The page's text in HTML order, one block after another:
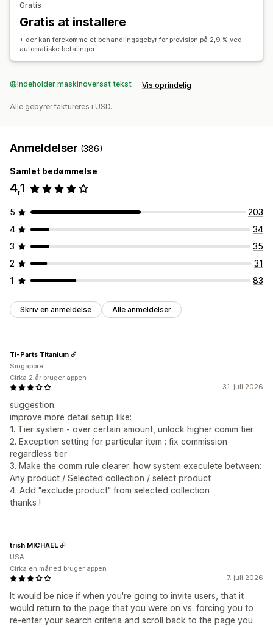
Sideoprettelse
Tilpassede links og rabatter
Betalinger
Automatiske betalinger Planlagte udbetalinger
Gratis
Gratis at installere
+ der kan forekomme et behandlingsgebyr for provision på 2,9 % ved
automatiske betalinger
Indeholder maskinoversat tekst Vis oprindelig
Alle gebyrer faktureres i USD.
Anmeldelser (386)
Samlet bedømmelse
4,1
5
203
4
34
3
35
2
31
1
83
Skriv en anmeldelse Alle anmeldelser
31. juli 2026
suggestion:
improve more detail setup like:
1. Tier system - over certain amount, unlock higher comm tier
2. Exception setting for particular item : fix commission
regardless tier
3. Make the comm rule clearer: how system execulete between:
Any product / Selected collection / select product
4. Add "exclude product" from selected collection
thanks !
Ti-Parts Titanium
Singapore
Cirka 2 år bruger appen
7. juli 2026
It would be nice if when you're going to invite users, that it
would return to the page that you were on vs. forcing you to
re-enter your search criteria and scroll back to the page you
trish MICHAEL
USA
Cirka en måned bruger appen